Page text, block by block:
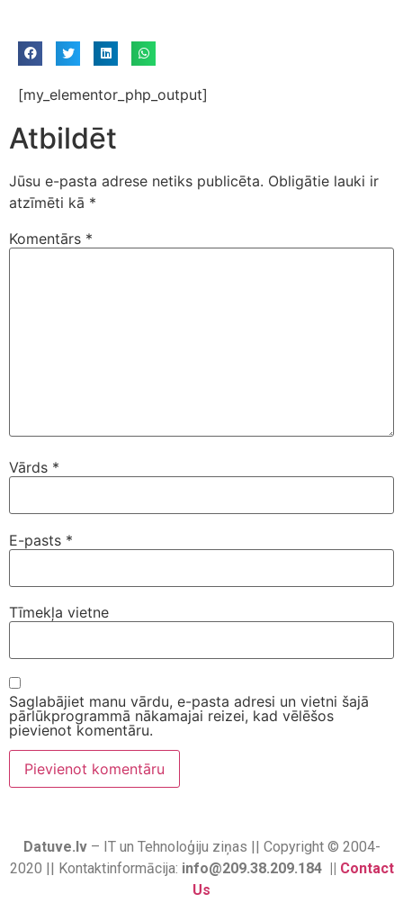
[my_elementor_php_output]
Atbildēt
Jūsu e-pasta adrese netiks publicēta. Obligātie lauki ir
atzīmēti kā *
Komentārs *
Vārds *
E-pasts *
Tīmekļa vietne
Saglabājiet manu vārdu, e-pasta adresi un vietni šajā
pārlūkprogrammā nākamajai reizei, kad vēlēšos
pievienot komentāru.
Datuve.lv– IT un Tehnoloģiju ziņas || Copyright © 2004-
2020 || Kontaktinformācija: info@209.38.209.184 || Contact
Us